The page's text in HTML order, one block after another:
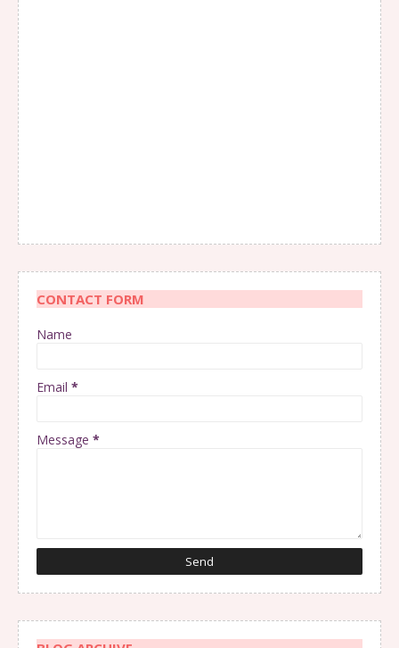
CONTACT FORM
Name
Email *
Message *